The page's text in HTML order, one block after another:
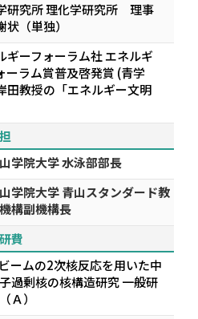
研究所 理化学研究所 理事
状（単独）
ギーフォーラム社 エネルギ
ーラム賞普及啓発賞 (青学
教授の「エネルギー文明
学院大学 水泳部部長
学院大学 青山スタンダード教
構副機構長
費
ームの2次核反応を用いた中
過剰核の核構造研究 一般研
Ａ）